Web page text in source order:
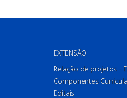
EXTENSÃO
Relação de projetos -
Componentes
Editais